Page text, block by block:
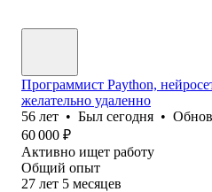
Программист Paython,
желательно удаленно
56 лет • Был сегодня •
60 000 ₽
Активно ищет работу
Общий опыт
27 лет 5 месяцев